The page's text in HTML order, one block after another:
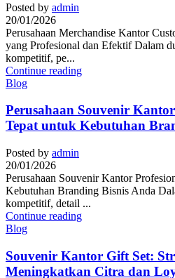
Posted by admin
20/01/2026
Perusahaan Merchandise Kantor
yang Profesional dan Efektif Dalam
kompetitif, pe...
Continue reading
Blog
Perusahaan Souvenir
Tepat untuk Kebutuhan
Posted by admin
20/01/2026
Perusahaan Souvenir Kantor
Kebutuhan Branding Bisnis Anda
kompetitif, detail ...
Continue reading
Blog
Souvenir Kantor Gift Set:
Meningkatkan Citra dan